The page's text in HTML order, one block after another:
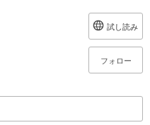
試し読み
フォロー